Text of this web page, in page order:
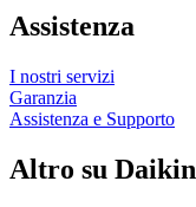
Assistenza
I nostri servizi
Garanzia
Assistenza e Supporto
Altro su Daikin